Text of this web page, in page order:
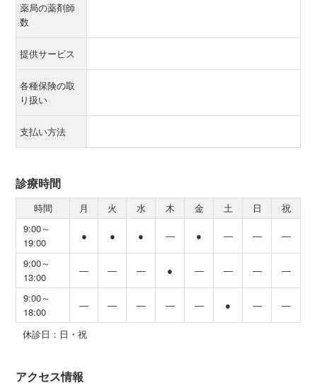
薬局の薬剤師
数
提供サービス
各種保険の取
り扱い
支払い方法
診療時間
時間 月 火 水 木 金 土 日
祝
9:00～
19:00
● ● ● ― ● ― ― ―
9:00～
13:00
― ― ― ● ― ― ― ―
9:00～
18:00
― ― ― ― ― ● ― ―
休診日：日・祝
アクセス情報